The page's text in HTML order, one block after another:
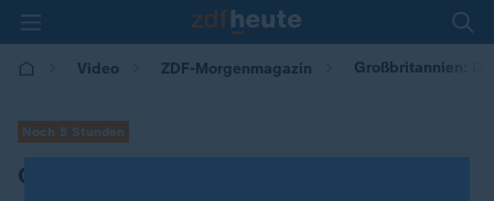
Video ZDF-Morgenmagazin Großbritannien:
Noch 5 Stunden
Großbritannien: Demos gegen Rechts